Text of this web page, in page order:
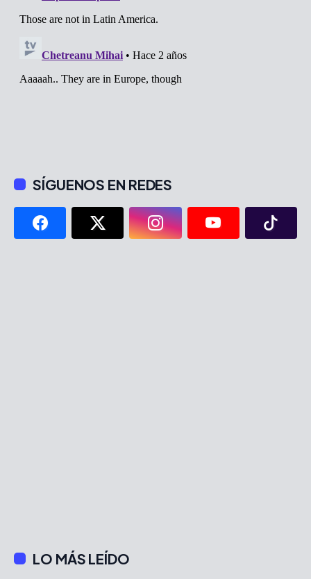
SÍGUENOS EN REDES
LO MÁS LEÍDO